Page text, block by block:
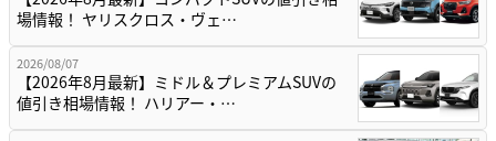
場情報！ ヤリスクロス・ヴェ…
2026/08/07
【2026年8月最新】ミドル＆プレミアムSUVの
値引き相場情報！ ハリアー・…